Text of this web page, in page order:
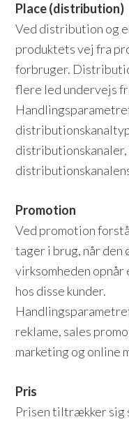
Place (distribution)
Ved distribution og
produktets vej fra
forbruger.
flere led undervejs
Promotion
Ved promotion
tager i brug, når den
virksomheden
hos disse kunder.
reklame, sales
marketing og online
Pris
Prisen tiltrækker sig